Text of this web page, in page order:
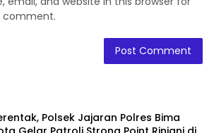
comment.
Polsek Jajaran Polres Bima